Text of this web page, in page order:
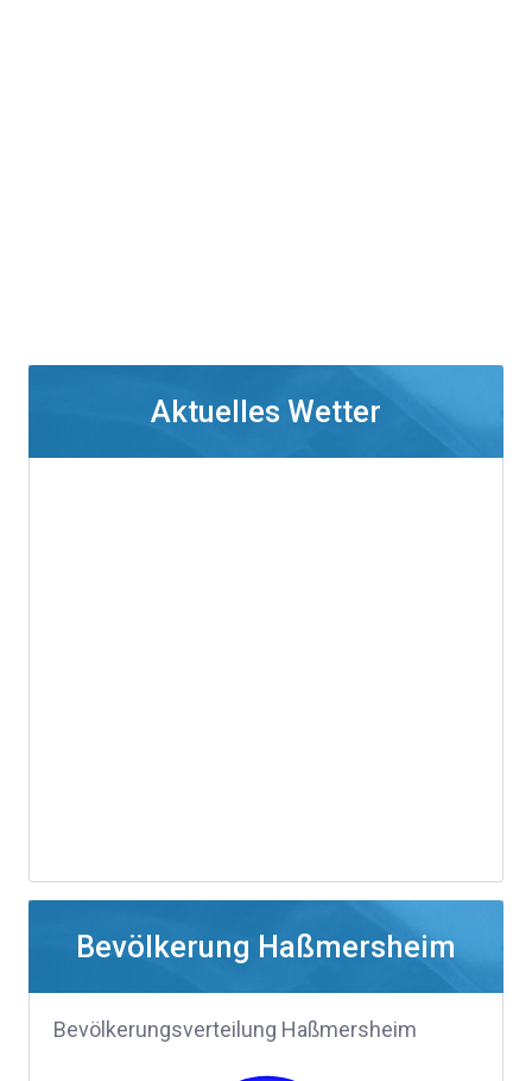
Aktuelles Wetter
Bevölkerung Haßmersheim
Bevölkerungsverteilung Haßmersheim